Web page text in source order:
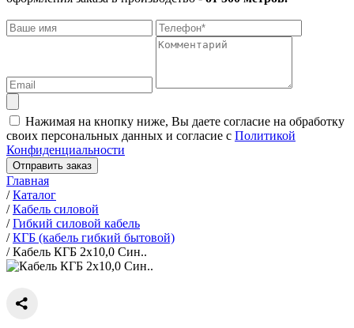
Нажимая на кнопку ниже, Вы даете согласие на обработку
своих персональных данных и согласие с Политикой
Конфиденциальности
Отправить заказ
Главная
/Каталог
/Кабель силовой
/Гибкий силовой кабель
/КГБ (кабель гибкий бытовой)
/Кабель КГБ 2х10,0 Син..